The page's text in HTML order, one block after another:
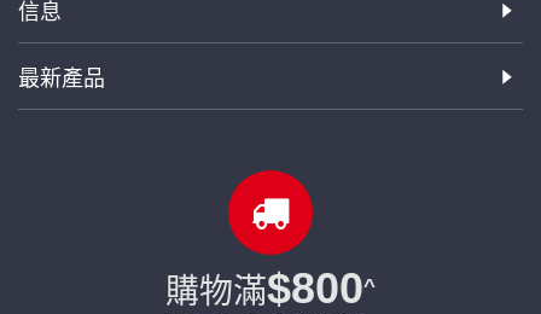
信息
最新產品
購物滿$800^